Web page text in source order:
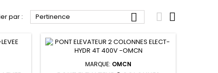
par : Pertinence   
MARQUE: OMCN